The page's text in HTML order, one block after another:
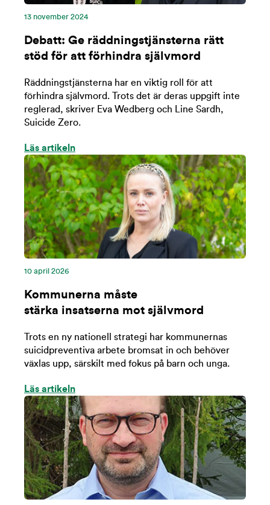
13 november 2024
Debatt: Ge räddningstjänsterna rätt
stöd för att förhindra självmord
Räddningstjänsterna har en viktig roll för att
förhindra självmord. Trots det är deras uppgift inte
reglerad, skriver Eva Wedberg och Line Sardh,
Suicide Zero.
Läs artikeln
10 april 2026
Kommunerna måste
stärka insatserna mot självmord
Trots en ny nationell strategi har kommunernas
suicidpreventiva arbete bromsat in och behöver
växlas upp, särskilt med fokus på barn och unga.
Läs artikeln